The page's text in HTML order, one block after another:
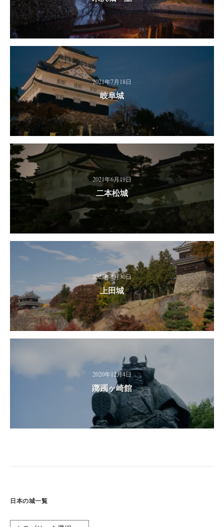
2021年7月18日
岐阜城
2021年6月19日
二本松城
2021年1月30日
上田城
2020年12月4日
躑躅ヶ崎館
日本の城一覧